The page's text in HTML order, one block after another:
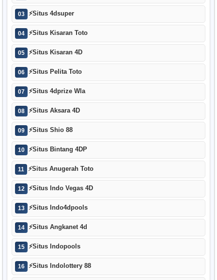
03 ⚡Situs 4dsuper
04 ⚡Situs Kisaran Toto
05 ⚡Situs Kisaran 4D
06 ⚡Situs Pelita Toto
07 ⚡Situs 4dprize Wla
08 ⚡Situs Aksara 4D
09 ⚡Situs Shio 88
10 ⚡Situs Bintang 4DP
11 ⚡Situs Anugerah Toto
12 ⚡Situs Indo Vegas 4D
13 ⚡Situs Indo4dpools
14 ⚡Situs Angkanet 4d
15 ⚡Situs Indopools
16 ⚡Situs Indolottery 88